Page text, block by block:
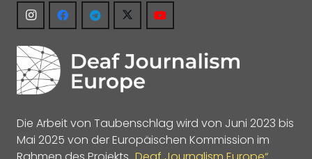
Die Arbeit von Taubenschlag wird von Juni 2023 bis
Mai 2025 von der Europäischen Kommission im